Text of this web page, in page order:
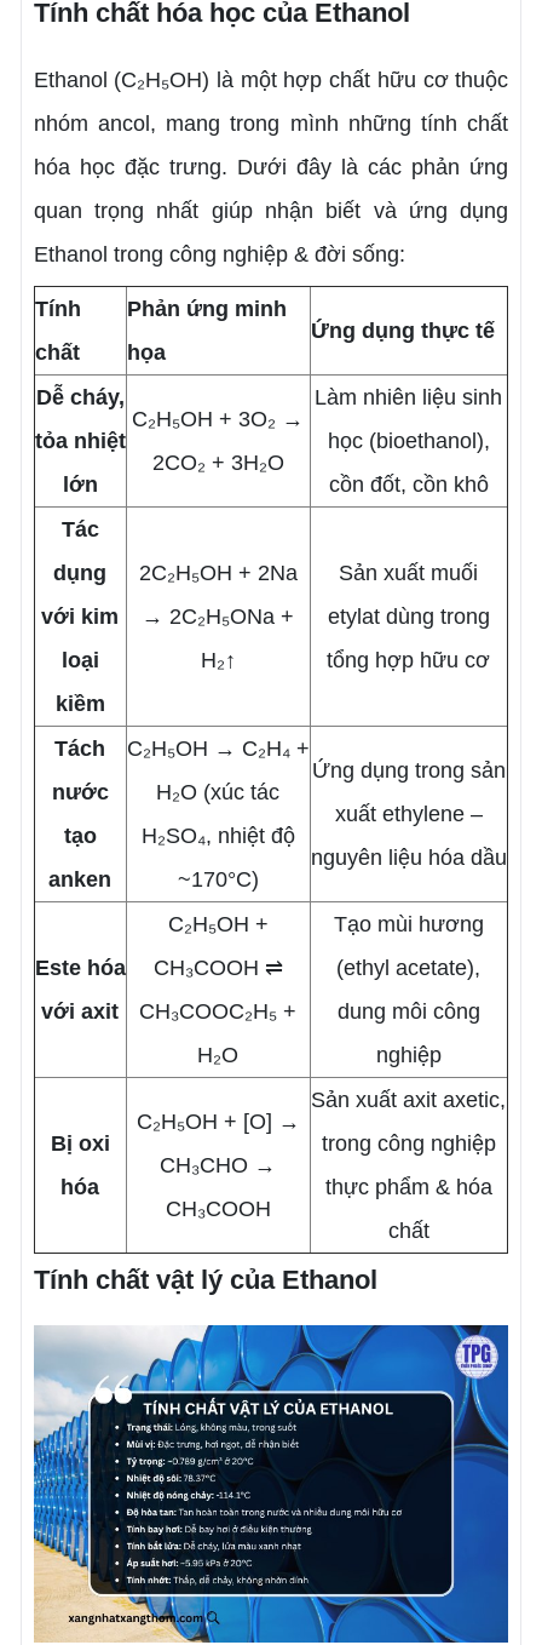
Tính chất hóa học của Ethanol
Ethanol (C₂H₅OH) là một hợp chất hữu cơ thuộc
nhóm ancol, mang trong mình những tính chất
hóa học đặc trưng. Dưới đây là các phản ứng
quan trọng nhất giúp nhận biết và ứng dụng
Ethanol trong công nghiệp & đời sống:
Tính
chất
Phản ứng minh
họa
Ứng dụng thực tế
Dễ cháy,
tỏa nhiệt
lớn
C₂H₅OH + 3O₂ →
2CO₂ + 3H₂O
Làm nhiên liệu sinh
học (bioethanol),
cồn đốt, cồn khô
Tác
dụng
với kim
loại
kiềm
2C₂H₅OH + 2Na
→ 2C₂H₅ONa +
H₂↑
Sản xuất muối
etylat dùng trong
tổng hợp hữu cơ
Tách
nước
tạo
anken
C₂H₅OH → C₂H₄ +
H₂O (xúc tác
H₂SO₄, nhiệt độ
~170°C)
Ứng dụng trong sản
xuất ethylene –
nguyên liệu hóa dầu
Este hóa
với axit
C₂H₅OH +
CH₃COOH ⇌
CH₃COOC₂H₅ +
H₂O
Tạo mùi hương
(ethyl acetate),
dung môi công
nghiệp
Bị oxi
hóa
C₂H₅OH + [O] →
CH₃CHO →
CH₃COOH
Sản xuất axit axetic,
trong công nghiệp
thực phẩm & hóa
chất
Tính chất vật lý của Ethanol